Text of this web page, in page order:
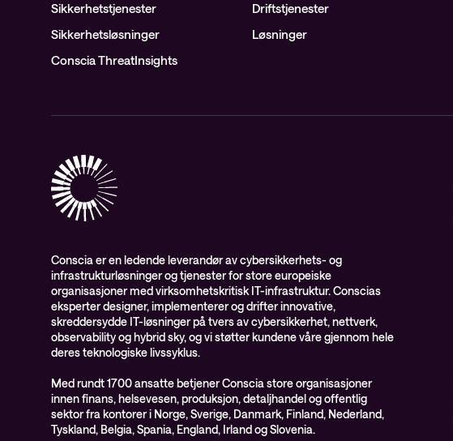
Sikkerhetstjenester
Sikkerhetsløsninger
Conscia ThreatInsights
Driftstjenester
Løsninger
Conscia er en ledende leverandør av cybersikkerhets- og
infrastrukturløsninger og tjenester for store europeiske
organisasjoner med virksomhetskritisk IT-infrastruktur. Conscias
eksperter designer, implementerer og drifter innovative,
skreddersydde IT-løsninger på tvers av cybersikkerhet, nettverk,
observability og hybrid sky, og vi støtter kundene våre gjennom hele
deres teknologiske livssyklus.
Med rundt 1700 ansatte betjener Conscia store organisasjoner
innen finans, helsevesen, produksjon, detaljhandel og offentlig
sektor fra kontorer i Norge, Sverige, Danmark, Finland, Nederland,
Tyskland, Belgia, Spania, England, Irland og Slovenia.